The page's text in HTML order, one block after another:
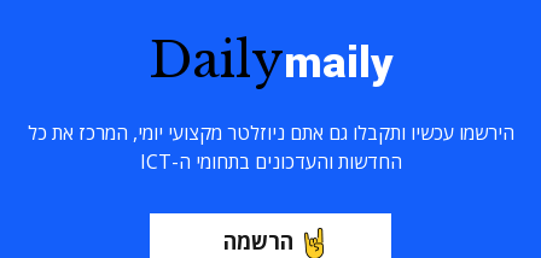
Dailymaily
הירשמו עכשיו ותקבלו גם אתם ניוזלטר מקצועי יומי, המרכז את כל
החדשות והעדכונים בתחומי ה-ICT
הרשמה